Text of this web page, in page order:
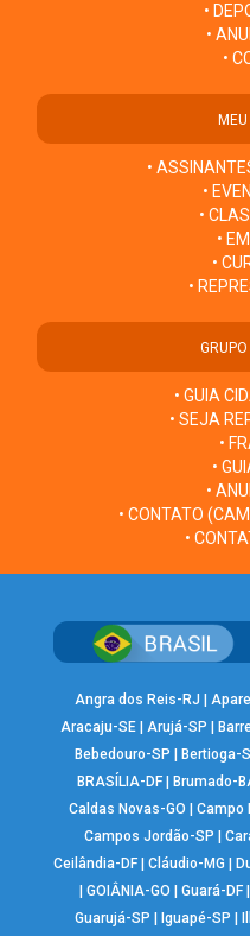
•
•
•
•
•
•
•
•
•
• GUIA
• SEJA
•
•
•
• CONTATO
•
Angra dos Reis-RJ
Aracaju-SE |Arujá-SP
Bebedouro-SP
Bertioga-
BRASÍLIA-DF| Brumado-
Caldas Novas-GO
|Campo
Campos Jordão-SP
Ceilândia-DF| Cláudio-MG
GOIÂNIA-GO Guará-DF|
Guarujá-SP
Iguapé-SP